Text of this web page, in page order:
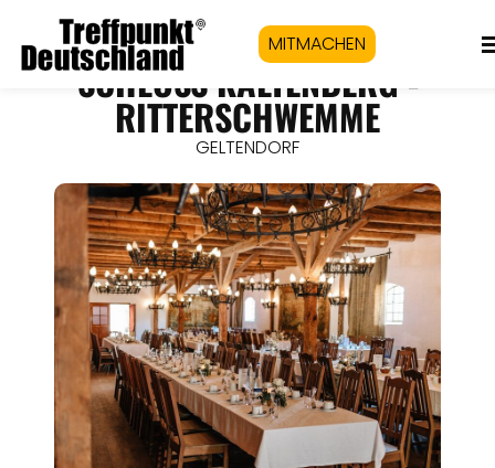
MITMACHEN
SCHLOSS KALTENBERG -
RITTERSCHWEMME
GELTENDORF